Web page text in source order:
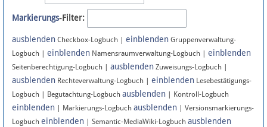
Bluesky
Facebook
Instagram
Anmelden
Markierungs-Filter:
ausblenden Checkbox-Logbuch | einblenden Gruppenverwaltung-
Logbuch | einblenden Namensraumverwaltung-Logbuch | einblenden
Seitenberechtigung-Logbuch | ausblenden Zuweisungs-Logbuch |
ausblenden Rechteverwaltung-Logbuch | einblenden Lesebestätigungs-
Logbuch | Begutachtung-Logbuch ausblenden | Kontroll-Logbuch
einblenden | Markierungs-Logbuch ausblenden | Versionsmarkierungs-
Logbuch einblenden | Semantic-MediaWiki-Logbuch ausblenden